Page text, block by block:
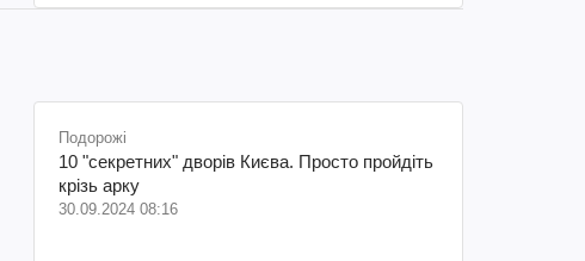
Подорожі
10 "секретних" дворів Києва. Просто пройдіть
крізь арку
30.09.2024 08:16